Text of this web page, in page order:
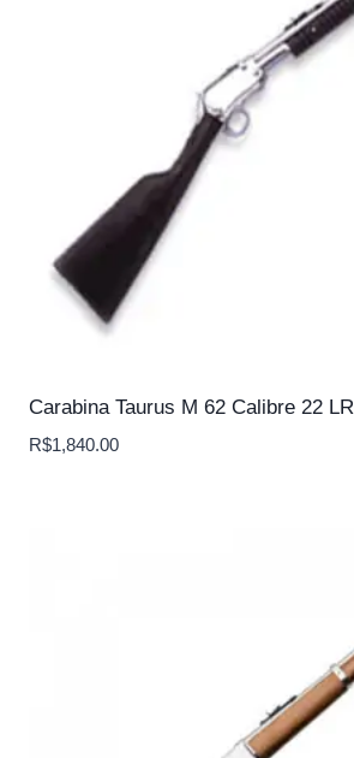
Carabina Taurus M 62 Calibre 22 LR
R$1,840.00